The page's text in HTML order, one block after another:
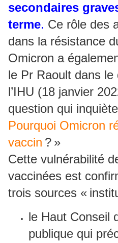
secondaires
terme. Ce rôle des
dans la résistance
Omicron a
le Pr Raoult dans
l’IHU (18 janvier
question qui
Pourquoi Omicron
vaccin ? »
Cette vulnérabilité
vaccinées est
trois sources «
le Haut Conseil
publique qui